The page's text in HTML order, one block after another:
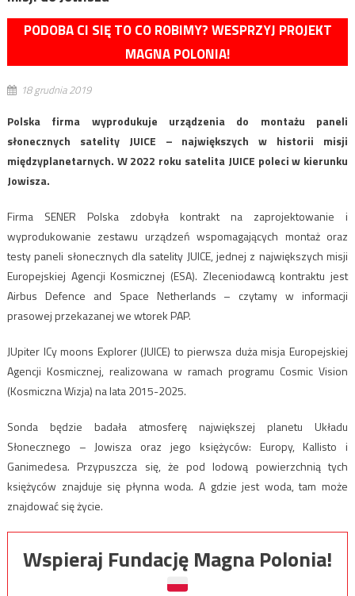
PODOBA CI SIĘ TO CO ROBIMY? WESPRZYJ PROJEKT
MAGNA POLONIA!
18 grudnia 2019
Polska firma wyprodukuje urządzenia do montażu paneli
słonecznych satelity JUICE – największych w historii misji
międzyplanetarnych. W 2022 roku satelita JUICE poleci w kierunku
Jowisza.
Firma SENER Polska zdobyła kontrakt na zaprojektowanie i
wyprodukowanie zestawu urządzeń wspomagających montaż oraz
testy paneli słonecznych dla satelity JUICE, jednej z największych misji
Europejskiej Agencji Kosmicznej (ESA). Zleceniodawcą kontraktu jest
Airbus Defence and Space Netherlands – czytamy w informacji
prasowej przekazanej we wtorek PAP.
JUpiter ICy moons Explorer (JUICE) to pierwsza duża misja Europejskiej
Agencji Kosmicznej, realizowana w ramach programu Cosmic Vision
(Kosmiczna Wizja) na lata 2015-2025.
Sonda będzie badała atmosferę największej planetu Układu
Słonecznego – Jowisza oraz jego księżyców: Europy, Kallisto i
Ganimedesa. Przypuszcza się, że pod lodową powierzchnią tych
księżyców znajduje się płynna woda. A gdzie jest woda, tam może
znajdować się życie.
Wspieraj Fundację Magna Polonia!